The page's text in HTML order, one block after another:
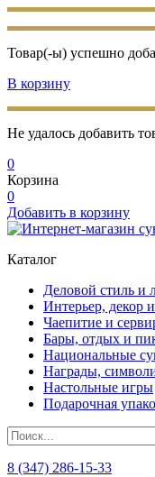
Товар(-ы) успешно
В корзину
Не удалось добавить
0
Корзина
0
Добавить в корзину
Каталог
Деловой стиль и
Интерьер, декор
Чаепитие и
Бары, отдых и
Национальные
Награды,
Настольные игры
Подарочная
8 (347) 286-15-33